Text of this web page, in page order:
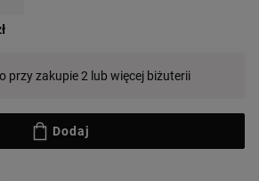
przy zakupie 2 lub więcej biżuterii
Dodaj